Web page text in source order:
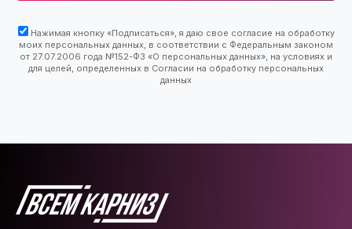
Нажимая кнопку «Подписаться», я даю свое согласие на обработку
моих персональных данных, в соответствии с Федеральным законом
от 27.07.2006 года №152-ФЗ «О персональных данных», на условиях и
для целей, определенных в Согласии на обработку персональных
данных